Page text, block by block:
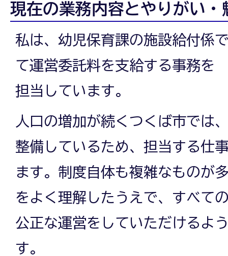
ビ
ュ
ー
｜
幼
現在の業務内容とやりがい・
私は、幼児保育課の施設給付係
て運営委託料を支給する事務を
担当しています。
人口の増加が続くつくば市では
整備しているため、担当する仕
ます。制度自体も複雑なものが
をよく理解したうえで、すべて
公正な運営をしていただけるよ
す。